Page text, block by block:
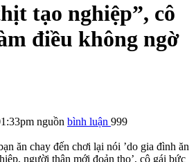
tạo nghiệp”, cô
điều không ngờ
nguồn bình luận 999
ăn chay đến chơi lại nói ’do gia đình ăn
người thân mới đoản thọ’, cô gái bức